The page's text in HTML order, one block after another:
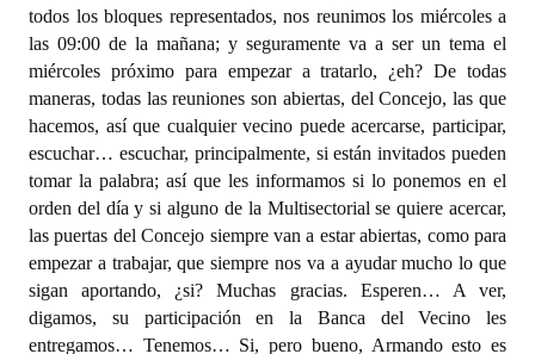
todos los bloques representados, nos reunimos los miércoles a
las 09:00 de la mañana; y seguramente va a ser un tema el
miércoles próximo para empezar a tratarlo, ¿eh? De todas
maneras, todas las reuniones son abiertas, del Concejo, las que
hacemos, así que cualquier vecino puede acercarse, participar,
escuchar… escuchar, principalmente, si están invitados pueden
tomar la palabra; así que les informamos si lo ponemos en el
orden del día y si alguno de la Multisectorial se quiere acercar,
las puertas del Concejo siempre van a estar abiertas, como para
empezar a trabajar, que siempre nos va a ayudar mucho lo que
sigan aportando, ¿si? Muchas gracias. Esperen… A ver,
digamos, su participación en la Banca del Vecino les
entregamos… Tenemos… Si, pero bueno, Armando esto es